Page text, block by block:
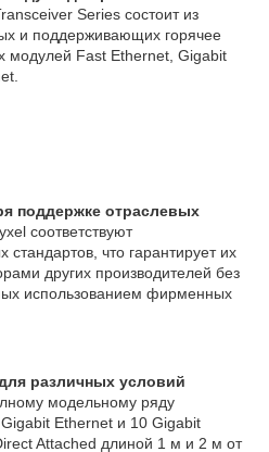
Series состоит из
и поддерживающих горячее
модулей Fast Ethernet, Gigabit
поддержке отраслевых
соответствуют
что гарантирует их
других производителей без
использованием фирменных
различных условий
модельному ряду
Ethernet и 10 Gigabit
Attached длиной 1 м и 2 м от